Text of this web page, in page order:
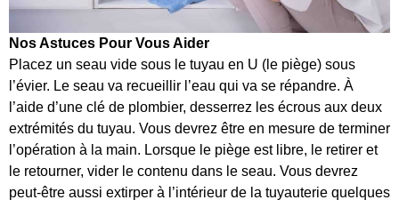
Nos Astuces Pour Vous Aider
Placez un seau vide sous le tuyau en U (le piège) sous
l’évier. Le seau va recueillir l’eau qui va se répandre. À
l’aide d’une clé de plombier, desserrez les écrous aux deux
extrémités du tuyau. Vous devrez être en mesure de terminer
l’opération à la main. Lorsque le piège est libre, le retirer et
le retourner, vider le contenu dans le seau. Vous devrez
peut-être aussi extirper à l’intérieur de la tuyauterie quelques